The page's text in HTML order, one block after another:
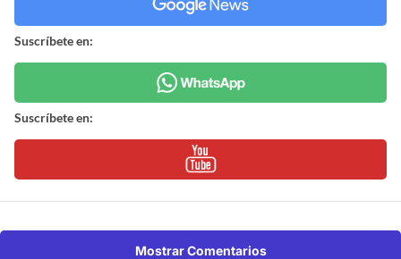
Suscríbete en:
Suscríbete en:
Mostrar Comentarios